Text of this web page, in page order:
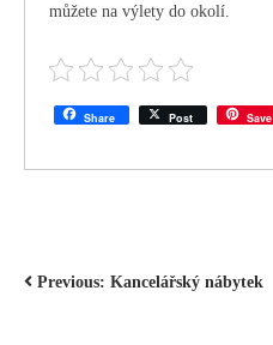
můžete na výlety do okolí.
Share Post Save
NAVIGACE
Previous: Kancelářský nábytek